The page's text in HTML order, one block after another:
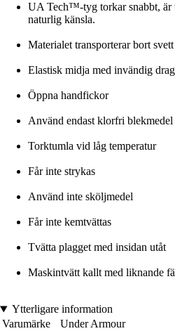
UA Tech™-tyg torkar snabbt, är
naturlig känsla.
Materialet transporterar bort
Elastisk midja med invändig
Öppna handfickor
Använd endast klorfri
Torktumla vid låg temperatur
Får inte strykas
Använd inte sköljmedel
Får inte kemtvättas
Tvätta plagget med insidan utåt
Maskintvätt kallt med liknande
Ytterligare information
Varumärke
Under Armour